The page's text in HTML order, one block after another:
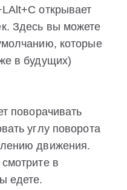
открывает
Здесь вы можете
которые
в будущих)
поворачивать
углу поворота
движения.
в
едете.